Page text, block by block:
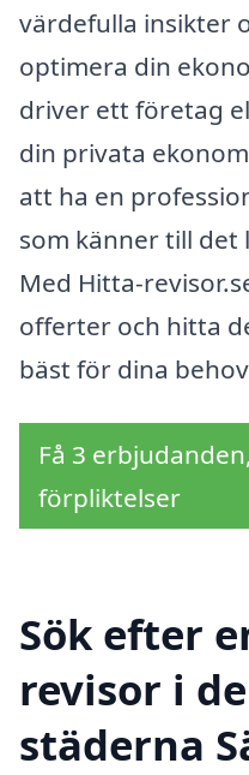
värdefulla insikter
optimera din
driver ett företag
din privata
att ha en
som känner till det
Med Hitta-
offerter och hitta
bäst för dina
Få 3
förpliktelser
Sök efter
revisor i
städerna